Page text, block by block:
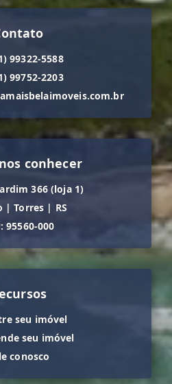
99322-5588
99752-2203
conhecer
366 (loja 1)
| Torres | RS
95560-000
seu imóvel
seu imóvel
conosco